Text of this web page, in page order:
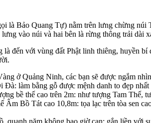
là Bảo Quang Tự) nằm trên lưng chừng
lưng vào núi và hai bên là rừng thông trải dài
đến với vùng đất Phật linh thiêng, huyền
ở Quảng Ninh, các bạn sẽ được ngắm
Đà: làm bằng gỗ được mệnh danh to đẹp
bề thế cao trên 2m: như tượng Tam Thế,
Âm Bồ Tát cao 10,8m: tọa lạc trên tòa sen